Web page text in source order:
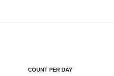
COUNT PER DAY